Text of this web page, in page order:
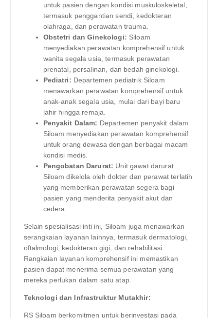
untuk pasien dengan kondisi muskuloskeletal,
termasuk penggantian sendi, kedokteran
olahraga, dan perawatan trauma.
Obstetri dan Ginekologi: Siloam
menyediakan perawatan komprehensif untuk
wanita segala usia, termasuk perawatan
prenatal, persalinan, dan bedah ginekologi.
Pediatri: Departemen pediatrik Siloam
menawarkan perawatan komprehensif untuk
anak-anak segala usia, mulai dari bayi baru
lahir hingga remaja.
Penyakit Dalam: Departemen penyakit dalam
Siloam menyediakan perawatan komprehensif
untuk orang dewasa dengan berbagai macam
kondisi medis.
Pengobatan Darurat: Unit gawat darurat
Siloam dikelola oleh dokter dan perawat terlatih
yang memberikan perawatan segera bagi
pasien yang menderita penyakit akut dan
cedera.
Selain spesialisasi inti ini, Siloam juga menawarkan
serangkaian layanan lainnya, termasuk dermatologi,
oftalmologi, kedokteran gigi, dan rehabilitasi.
Rangkaian layanan komprehensif ini memastikan
pasien dapat menerima semua perawatan yang
mereka perlukan dalam satu atap.
Teknologi dan Infrastruktur Mutakhir:
RS Siloam berkomitmen untuk berinvestasi pada